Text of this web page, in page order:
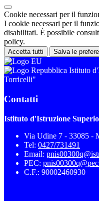
Cookie necessari per il
I cookie necessari per il
disabilitati. È possibile
policy.
Accetta tutti Salva le
Istituto
Torricelli"
Contatti
Istituto d'Istruzione
Via Udine 7 - 33085 -
Tel: 0427/731491
Email:
PEC:
C.F.: 90002460930